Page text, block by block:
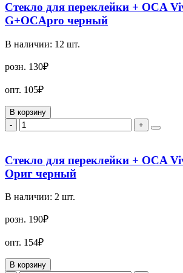
Стекло для переклейки + OCA
G+OCApro черный
В наличии: 12 шт.
розн. 130₽
опт. 105₽
В корзину
-
+
Стекло для переклейки + OCA
Ориг черный
В наличии: 2 шт.
розн. 190₽
опт. 154₽
В корзину